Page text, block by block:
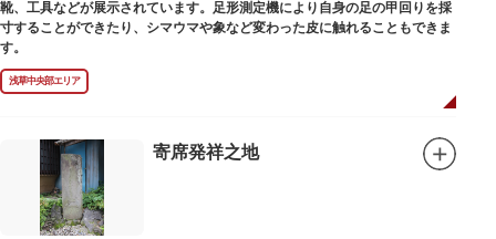
靴、工具などが展示されています。足形測定機により自身の足の甲回りを採
寸することができたり、シマウマや象など変わった皮に触れることもできま
す。
浅草中央部エリア
寄席発祥之地